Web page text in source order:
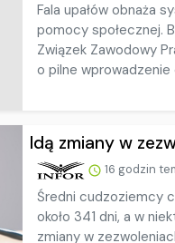
Fala upałów obnaża
pomocy społecznej.
Związek Zawodowy
o pilne wprowadzenie
Idą zmiany w
16 godzin
Średni cudzoziemcy
około 341 dni, a w
zmiany w